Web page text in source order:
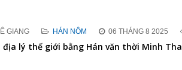
GIANG HÁN NÔM 06 THÁNG 8 2025
địa lý thế giới bằng Hán văn thời Minh